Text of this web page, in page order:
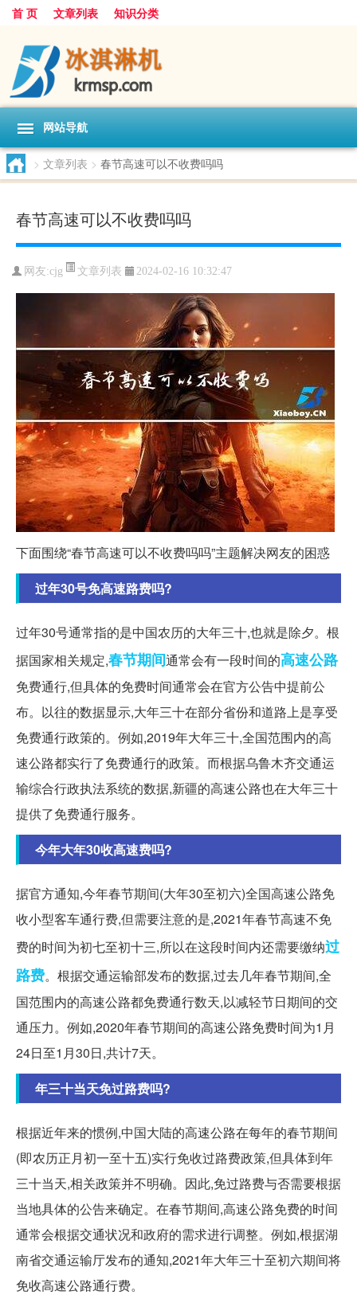
首 页 文章列表 知识分类
网站导航
> 文章列表 > 春节高速可以不收费吗吗
春节高速可以不收费吗吗
网友:cjg 文章列表 2024-02-16 10:32:47
下面围绕“春节高速可以不收费吗吗”主题解决网友的困惑
过年30号免高速路费吗?
过年30号通常指的是中国农历的大年三十,也就是除夕。根
据国家相关规定,春节期间通常会有一段时间的高速公路
免费通行,但具体的免费时间通常会在官方公告中提前公
布。以往的数据显示,大年三十在部分省份和道路上是享受
免费通行政策的。例如,2019年大年三十,全国范围内的高
速公路都实行了免费通行的政策。而根据乌鲁木齐交通运
输综合行政执法系统的数据,新疆的高速公路也在大年三十
提供了免费通行服务。
今年大年30收高速费吗?
据官方通知,今年春节期间(大年30至初六)全国高速公路免
收小型客车通行费,但需要注意的是,2021年春节高速不免
费的时间为初七至初十三,所以在这段时间内还需要缴纳过
路费。根据交通运输部发布的数据,过去几年春节期间,全
国范围内的高速公路都免费通行数天,以减轻节日期间的交
通压力。例如,2020年春节期间的高速公路免费时间为1月
24日至1月30日,共计7天。
年三十当天免过路费吗?
根据近年来的惯例,中国大陆的高速公路在每年的春节期间
(即农历正月初一至十五)实行免收过路费政策,但具体到年
三十当天,相关政策并不明确。因此,免过路费与否需要根据
当地具体的公告来确定。在春节期间,高速公路免费的时间
通常会根据交通状况和政府的需求进行调整。例如,根据湖
南省交通运输厅发布的通知,2021年大年三十至初六期间将
免收高速公路通行费。